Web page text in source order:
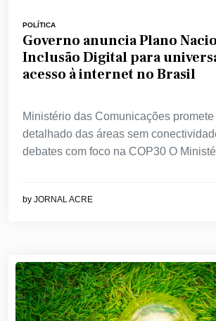
POLÍTICA
Governo anuncia Plano
Inclusão Digital para
acesso à internet no Brasil
Ministério das Comunicações
detalhado das áreas sem
debates com foco na COP30 O
by JORNAL ACRE